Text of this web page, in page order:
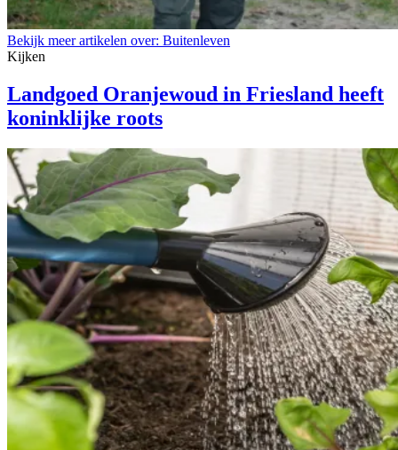
Bekijk meer artikelen over: Buitenleven
Kijken
Landgoed Oranjewoud in Friesland heeft
koninklijke roots